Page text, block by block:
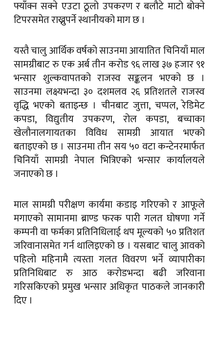
फ्याँक्न सक्ने एउटा ठूलो उपकरण र बलौटे माटो बोक्ने
टिपरसमेत राख्नुपर्ने स्थानीयको माग छ ।
यस्तै चालु आर्थिक वर्षको साउनमा आयातित चिनियाँ माल
सामग्रीबाट रु एक अर्ब तीन करोड ९६ लाख ३७ हजार ९१
भन्सार शुल्कवापतको राजस्व सङ्कलन भएको छ ।
साउनमा लक्ष्यभन्दा ३० दशमलव २६ प्रतिशतले राजस्व
वृद्धि भएको बताइन्छ । चीनबाट जुत्ता, चप्पल, रेडिमेट
कपडा, विद्युतीय उपकरण, रोल कपडा, बच्चाका
खेलौनालगायतका विविध सामग्री आयात भएको
बताइएको छ । साउनमा तीन सय ५० वटा कन्टेनरमार्फत
चिनियाँ सामग्री नेपाल भित्रिएको भन्सार कार्यालयले
जनाएको छ ।
माल सामग्री परीक्षण कार्यमा कडाइ गरिएको र आफूले
मगाएको सामानमा ब्राण्ड फरक पारी गलत घोषणा गर्ने
कम्पनी वा फर्मका प्रतिनिधिलाई थप मूल्यको ५० प्रतिशत
जरिवानासमेत गर्न थालिइएको छ । यसबाट चालु आवको
पहिलो महिनामै त्यस्ता गलत विवरण भर्ने व्यापारीका
प्रतिनिधिबाट रु आठ करोडभन्दा बढी जरिवाना
गरिसकिएको प्रमुख भन्सार अधिकृत पाठकले जानकारी
दिए ।